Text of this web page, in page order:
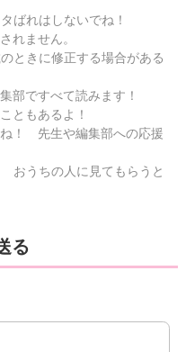
ばれはしないでね！
れません。
ときに修正する場合がある
部ですべて読みます！
ともあるよ！
！ 先生や編集部への応援
うちの人に見てもらうと
る